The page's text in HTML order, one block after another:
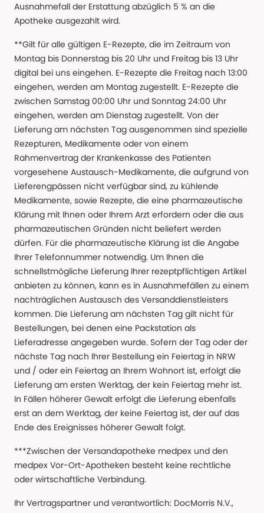
Ausnahmefall der Erstattung abzüglich 5 % an die
Apotheke ausgezahlt wird.
**Gilt für alle gültigen E-Rezepte, die im Zeitraum von
Montag bis Donnerstag bis 20 Uhr und Freitag bis 13 Uhr
digital bei uns eingehen. E-Rezepte die Freitag nach 13:00
eingehen, werden am Montag zugestellt. E-Rezepte die
zwischen Samstag 00:00 Uhr und Sonntag 24:00 Uhr
eingehen, werden am Dienstag zugestellt. Von der
Lieferung am nächsten Tag ausgenommen sind spezielle
Rezepturen, Medikamente oder von einem
Rahmenvertrag der Krankenkasse des Patienten
vorgesehene Austausch-Medikamente, die aufgrund von
Lieferengpässen nicht verfügbar sind, zu kühlende
Medikamente, sowie Rezepte, die eine pharmazeutische
Klärung mit Ihnen oder Ihrem Arzt erfordern oder die aus
pharmazeutischen Gründen nicht beliefert werden
dürfen. Für die pharmazeutische Klärung ist die Angabe
Ihrer Telefonnummer notwendig. Um Ihnen die
schnellstmögliche Lieferung Ihrer rezeptpflichtigen Artikel
anbieten zu können, kann es in Ausnahmefällen zu einem
nachträglichen Austausch des Versanddienstleisters
kommen. Die Lieferung am nächsten Tag gilt nicht für
Bestellungen, bei denen eine Packstation als
Lieferadresse angegeben wurde. Sofern der Tag oder der
nächste Tag nach Ihrer Bestellung ein Feiertag in NRW
und / oder ein Feiertag an Ihrem Wohnort ist, erfolgt die
Lieferung am ersten Werktag, der kein Feiertag mehr ist.
In Fällen höherer Gewalt erfolgt die Lieferung ebenfalls
erst an dem Werktag, der keine Feiertag ist, der auf das
Ende des Ereignisses höherer Gewalt folgt.
***Zwischen der Versandapotheke medpex und den
medpex Vor-Ort-Apotheken besteht keine rechtliche
oder wirtschaftliche Verbindung.
Ihr Vertragspartner und verantwortlich: DocMorris N.V.,